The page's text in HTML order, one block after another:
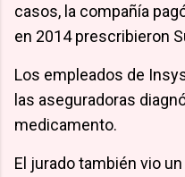
casos, la compañía
en 2014 prescribieron
Los empleados de
las aseguradoras
medicamento.
El jurado también vio